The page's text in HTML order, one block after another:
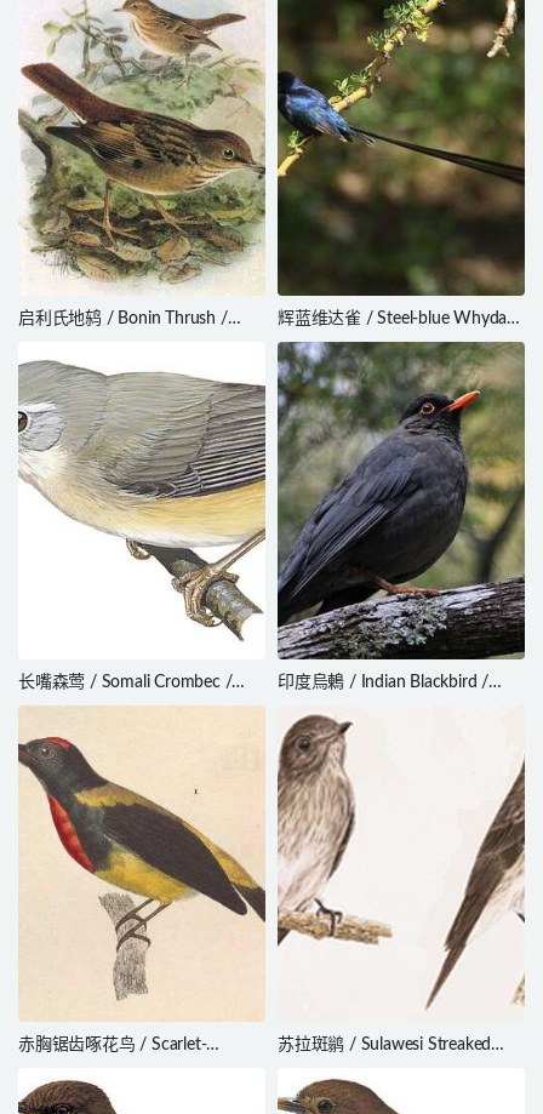
启利氏地鸫 / Bonin Thrush /
辉蓝维达雀 / Steel-blue Whydah
/ Vidua hypocherina
长嘴森莺 / Somali Crombec /
Sylvietta isabellina
印度烏鶇 / Indian Blackbird /
赤胸锯齿啄花鸟 / Scarlet-
Prionochilus thoracicus
苏拉斑鹟 / Sulawesi Streaked